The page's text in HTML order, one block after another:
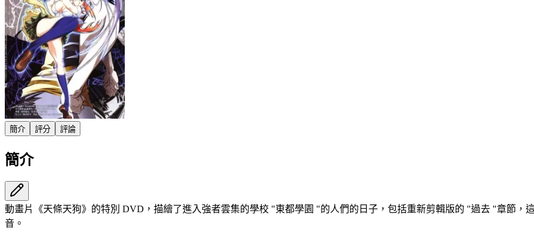
簡介 評分 評論
簡介
動畫片《天條天狗》的特別 DVD，描繪了進入強者雲集的學校 "東都學園 "的人們的日子，包括重新剪輯版的 "過去 "章節，
音。